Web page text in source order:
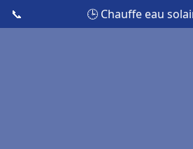
📞 🕒 Chauffe eau